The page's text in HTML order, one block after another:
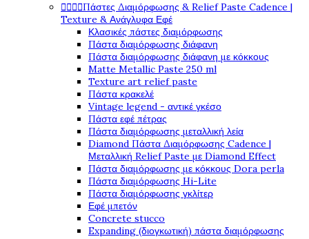
Πάστες Διαμόρφωσης & Relief Paste Cadence |
Texture & Ανάγλυφα Εφέ
Κλασικές πάστες διαμόρφωσης
Πάστα διαμόρφωσης διάφανη
Πάστα διαμόρφωσης διάφανη με κόκκους
Matte Metallic Paste 250 ml
Texture art relief paste
Πάστα κρακελέ
Vintage legend - αντικέ γκέσο
Πάστα εφέ πέτρας
Πάστα διαμόρφωσης μεταλλική λεία
Diamond Πάστα Διαμόρφωσης Cadence |
Μεταλλική Relief Paste με Diamond Effect
Πάστα διαμόρφωσης με κόκκους Dora perla
Πάστα διαμόρφωσης Hi-Lite
Πάστα διαμόρφωσης γκλίτερ
Εφέ μπετόν
Concrete stucco
Expanding (διογκωτική) πάστα διαμόρφωσης